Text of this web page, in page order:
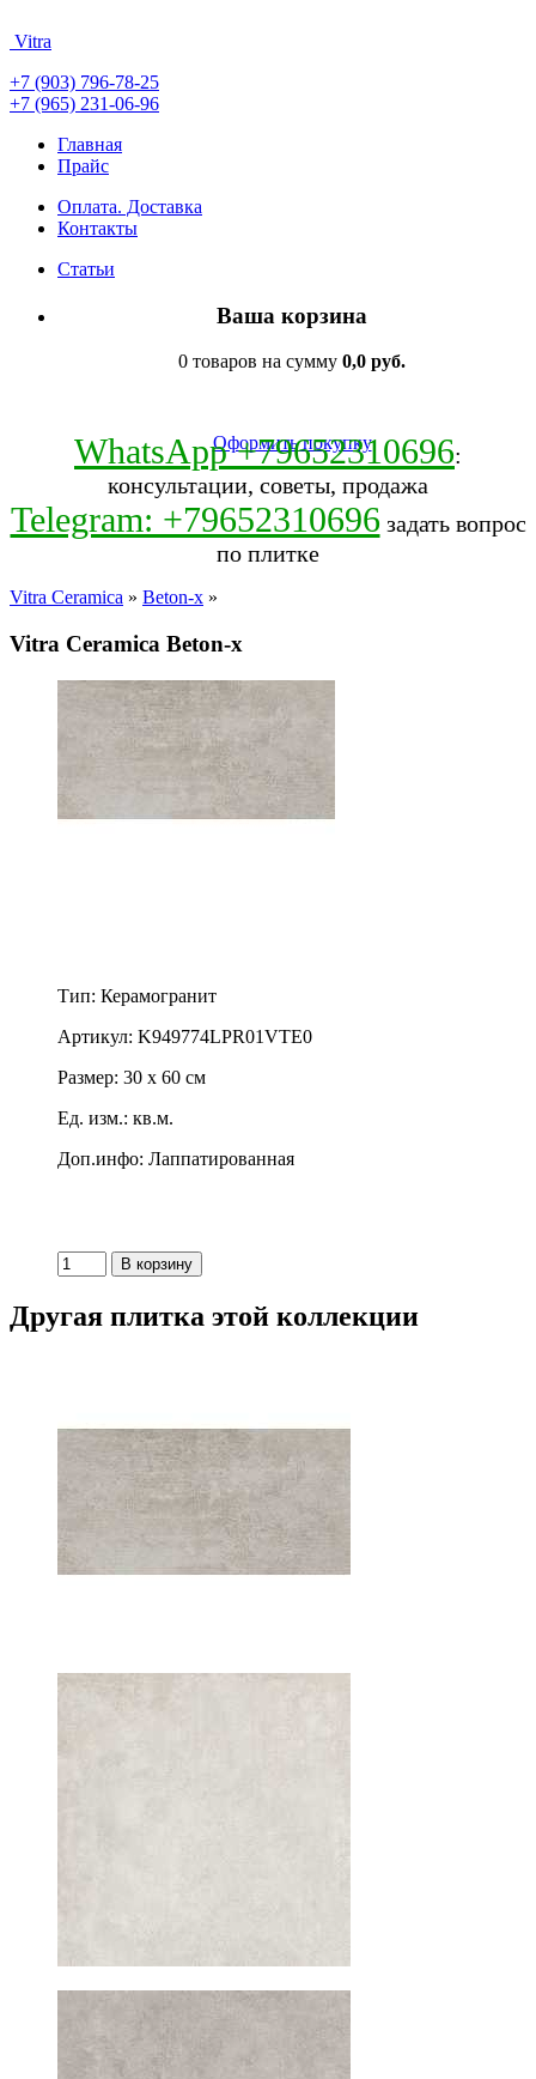
Vitra
+7 (903) 796-78-25
+7 (965) 231-06-96
Главная
Прайс
Оплата. Доставка
Контакты
Статьи
Ваша корзина
0 товаров на сумму 0,0 руб.
Оформить покупку
WhatsApp +79652310696:
консультации, советы, продажа
Telegram: +79652310696 задать вопрос
по плитке
Vitra Ceramica » Beton-x »
Vitra Ceramica Beton-x
Тип: Керамогранит
Артикул: K949774LPR01VTE0
Размер: 30 x 60 см
Ед. изм.: кв.м.
Доп.инфо: Лаппатированная
Другая плитка этой коллекции